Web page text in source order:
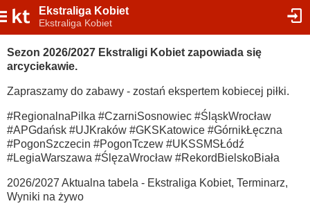
Ekstraliga Kobiet
Ekstraliga Kobiet
Sezon 2026/2027 Ekstraligi Kobiet zapowiada się
arcyciekawie.
Zapraszamy do zabawy - zostań ekspertem kobiecej piłki.
#RegionalnaPilka #CzarniSosnowiec #ŚląskWrocław
#APGdańsk #UJKraków #GKSKatowice #GórnikŁęczna
#PogonSzczecin #PogonTczew #UKSSMSŁódź
#LegiaWarszawa #ŚlęzaWrocław #RekordBielskoBiała
2026/2027 Aktualna tabela - Ekstraliga Kobiet, Terminarz,
Wyniki na żywo